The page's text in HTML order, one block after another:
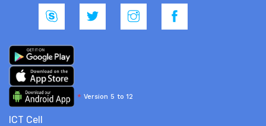
* Version 5 to 12
ICT Cell